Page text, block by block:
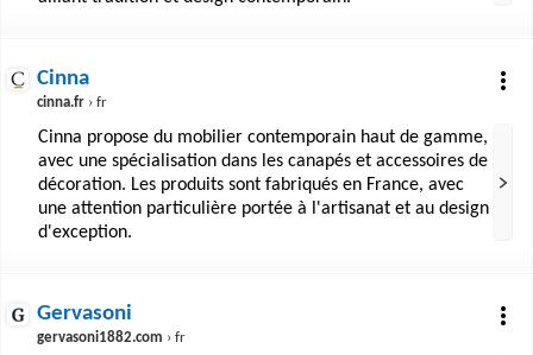
Cinna
cinna.fr › fr
Cinna propose du mobilier contemporain haut de gamme,
avec une spécialisation dans les canapés et accessoires de
décoration. Les produits sont fabriqués en France, avec
une attention particulière portée à l'artisanat et au design
d'exception.
Gervasoni
gervasoni1882.com › fr